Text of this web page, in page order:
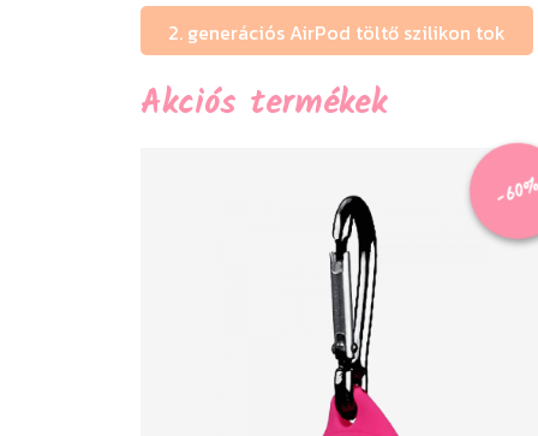
2. generációs AirPod töltő szilikon tok
Akciós termékek
-60%